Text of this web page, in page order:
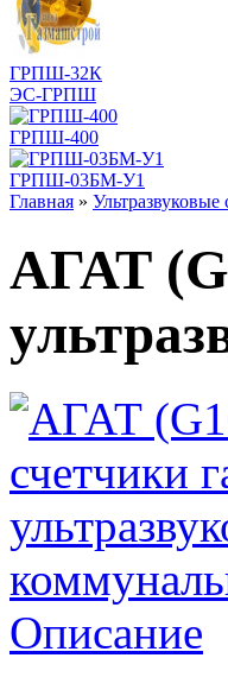
ГРПШ-32К
ЭС-ГРПШ
ГРПШ-400
ГРПШ-03БМ-У1
Главная » Ультразвуковые
АГАТ
Описание